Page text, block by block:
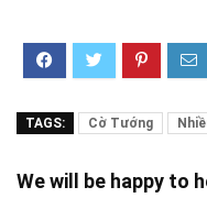
TAGS: Cờ Tướng
We will be happy to